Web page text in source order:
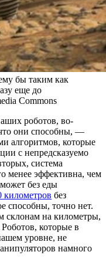
бы таким как
еще до
Commons
роботов, во-
они способны, —
алгоритмов, которые
с непредсказуемо
система
менее эффективна, чем
без еды
километров без
способны, точно нет.
склонам на километры,
которые в
уровне, не
намного